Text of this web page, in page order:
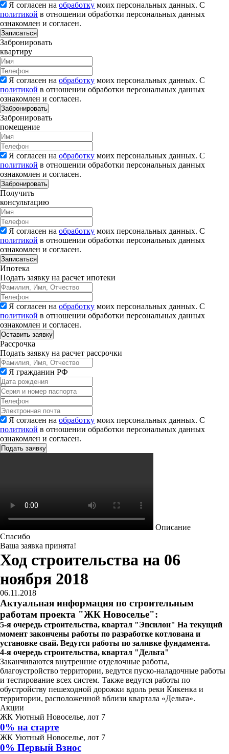
Я согласен на обработку моих персональных данных. С
политикой в отношении обработки персональных данных
ознакомлен и согласен.
Записаться
Забронировать
квартиру
Я согласен на обработку моих персональных данных. С
политикой в отношении обработки персональных данных
ознакомлен и согласен.
Забронировать
Забронировать
помещение
Я согласен на обработку моих персональных данных. С
политикой в отношении обработки персональных данных
ознакомлен и согласен.
Забронировать
Получить
консультацию
Я согласен на обработку моих персональных данных. С
политикой в отношении обработки персональных данных
ознакомлен и согласен.
Записаться
Ипотека
Подать заявку на расчет ипотеки
Я согласен на обработку моих персональных данных. С
политикой в отношении обработки персональных данных
ознакомлен и согласен.
Рассрочка
Подать заявку на расчет рассрочки
Я гражданин РФ
Я согласен на обработку моих персональных данных. С
политикой в отношении обработки персональных данных
ознакомлен и согласен.
Описание
Спасибо
Ваша заявка принята!
Ход строительства на 06
ноября 2018
06.11.2018
Актуальная информация по строительным
работам проекта "ЖК Новоселье":
5-я очередь строительства, квартал "Эпсилон" На текущий
момент закончены работы по разработке котлована и
установке свай. Ведутся работы по заливке фундамента.
4-я очередь строительства, квартал "Дельта"
Заканчиваются внутренние отделочные работы,
благоустройство территории, ведутся пуско-наладочные работы
и тестирование всех систем. Также ведутся работы по
обустройству пешеходной дорожки вдоль реки Кикенка и
территории, расположенной вблизи квартала «Дельта».
Акции
ЖК Уютный Новоселье, лот 7
0% на старте
ЖК Уютный Новоселье, лот 7
0% Первый Взнос